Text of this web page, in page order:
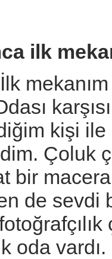
ilk
İlk
kişi
Çoluk
bir
de sevdi
oda vardı.